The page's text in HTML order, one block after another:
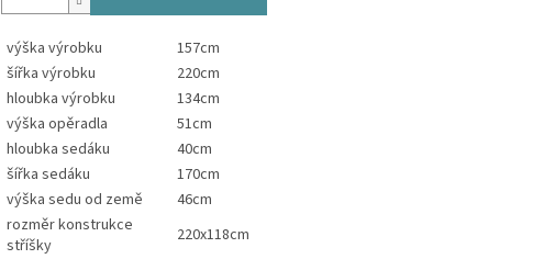
výška výrobku
157cm
šířka výrobku
220cm
hloubka výrobku
134cm
výška opěradla
51cm
hloubka sedáku
40cm
šířka sedáku
170cm
výška sedu od země
46cm
rozměr konstrukce
stříšky
220x118cm